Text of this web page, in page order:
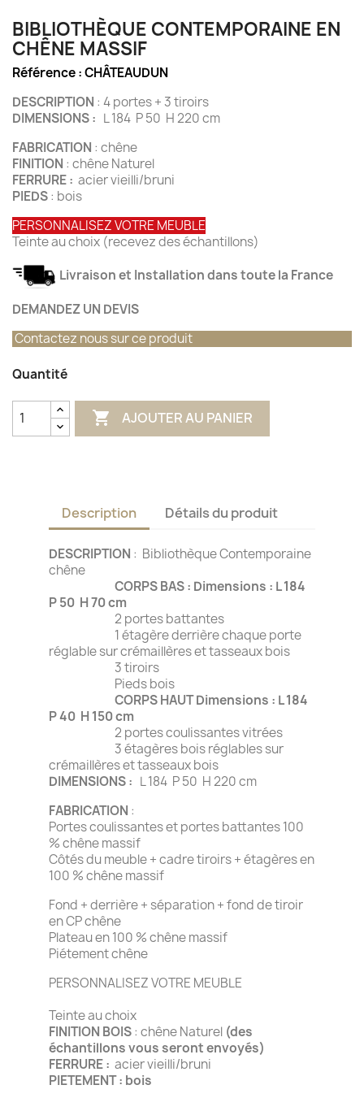
BIBLIOTHÈQUE CONTEMPORAINE EN
CHÊNE MASSIF
Référence :CHÂTEAUDUN
DESCRIPTION : 4 portes + 3 tiroirs
DIMENSIONS : L 184 P 50 H 220 cm
FABRICATION : chêne
FINITION : chêne Naturel
FERRURE : acier vieilli/bruni
PIEDS: bois
PERSONNALISEZ VOTRE MEUBLE
Teinte au choix (recevez des échantillons)
Livraison et Installation dans toute la France
DEMANDEZ UN DEVIS
Contactez nous sur ce produit
Quantité
 AJOUTER AU PANIER
Description Détails du produit
DESCRIPTION : Bibliothèque Contemporaine
chêne
CORPS BAS : Dimensions : L 184
P 50 H 70 cm
2 portes battantes
1 étagère derrière chaque porte
réglable sur crémaillères et tasseaux bois
3 tiroirs
Pieds bois
CORPS HAUT Dimensions : L 184
P 40 H 150 cm
2 portes coulissantes vitrées
3 étagères bois réglables sur
crémaillères et tasseaux bois
DIMENSIONS : L 184 P 50 H 220 cm
FABRICATION :
Portes coulissantes et portes battantes 100
% chêne massif
Côtés du meuble + cadre tiroirs + étagères en
100 % chêne massif
Fond + derrière + séparation + fond de tiroir
en CP chêne
Plateau en 100 % chêne massif
Piétement chêne
PERSONNALISEZ VOTRE MEUBLE
Teinte au choix
FINITION BOIS: chêne Naturel (des
échantillons vous seront envoyés)
FERRURE : acier vieilli/bruni
PIETEMENT : bois